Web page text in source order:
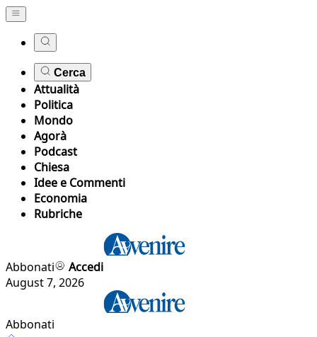
Cerca
Attualità
Politica
Mondo
Agorà
Podcast
Chiesa
Idee e Commenti
Economia
Rubriche
Abbonati
Accedi
August 7, 2026
Abbonati